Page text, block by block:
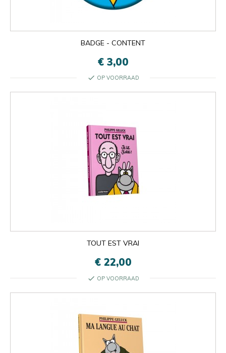
BADGE - CONTENT
€ 3,00
check OP VOORRAAD
TOUT EST VRAI
€ 22,00
check OP VOORRAAD